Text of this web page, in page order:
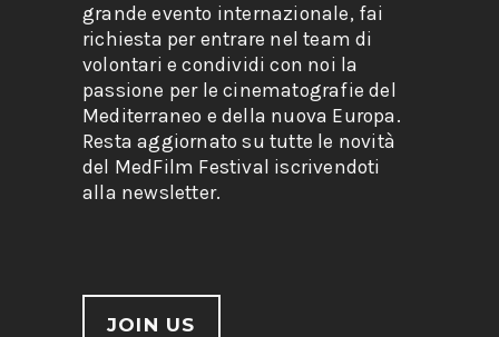
grande evento internazionale, fai
richiesta per entrare nel team di
volontari e condividi con noi la
passione per le cinematografie del
Mediterraneo e della nuova Europa.
Resta aggiornato su tutte le novità
del MedFilm Festival iscrivendoti
alla newsletter.
JOIN US